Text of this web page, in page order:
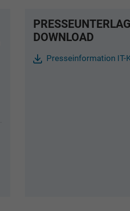
DOWNLOAD
Presseinformation IT-